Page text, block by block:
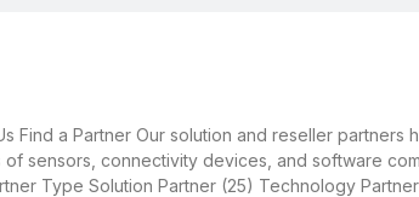
Find a Partner Our solution and reseller partners
sensors, connectivity devices, and software
Type Solution Partner (25) Technology